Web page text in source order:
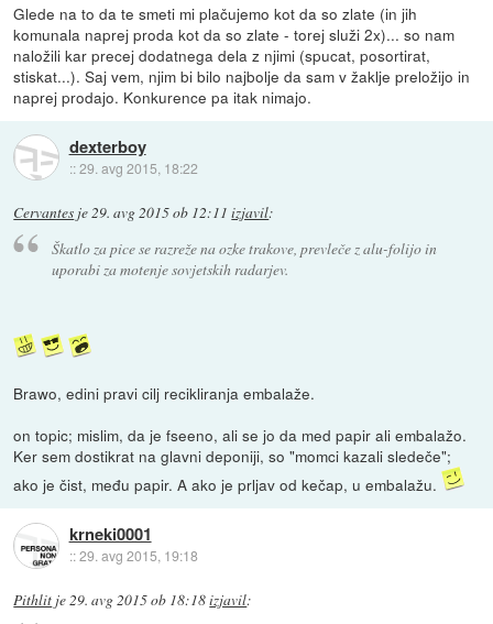
Glede na to da te smeti mi plačujemo kot da so zlate (in jih
komunala naprej proda kot da so zlate - torej služi 2x)... so nam
naložili kar precej dodatnega dela z njimi (spucat, posortirat,
stiskat...). Saj vem, njim bi bilo najbolje da sam v žaklje preložijo in
naprej prodajo. Konkurence pa itak nimajo.
dexterboy
::29. avg 2015, 18:22
Cervantes je 29. avg 2015 ob 12:11 izjavil:
Škatlo za pice se razreže na ozke trakove, prevleče z alu-folijo in
uporabi za motenje sovjetskih radarjev.
Brawo, edini pravi cilj recikliranja embalaže.
on topic; mislim, da je fseeno, ali se jo da med papir ali embalažo.
Ker sem dostikrat na glavni deponiji, so "momci kazali sledeče";
ako je čist, među papir. A ako je prljav od kečap, u embalažu.
krneki0001
::29. avg 2015, 19:18
Pithlit je29. avg 2015 ob 18:18izjavil: